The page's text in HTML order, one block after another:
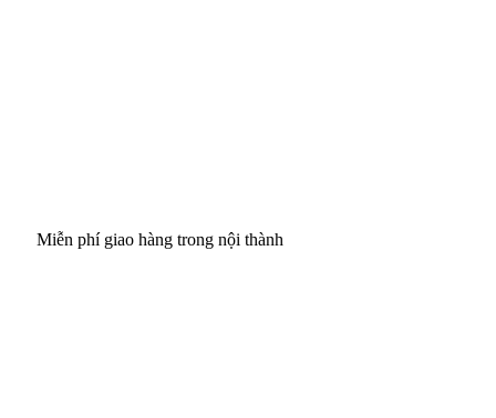
phí giao hàng trong nội thành